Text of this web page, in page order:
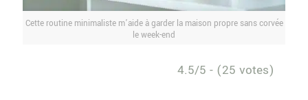
Cette routine minimaliste m’aide à garder la maison propre sans corvée
le week-end
4.5/5 - (25 votes)